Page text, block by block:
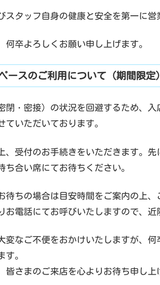
スタッフ自身の健康と安全を第一に営
何卒よろしくお願い申し上げます。
ースのご利用について（期間限定）
閉・密接）の状況を回避するため、
ていただいております。
、受付のお手続きをいただきます。
ち合い席にてお待ちください。
待ちの場合は目安時間をご案内の上、
お電話にてお呼びいたしますので、近
変なご不便をおかけいたしますが、
す。
皆さまのご来店を心よりお待ち申し上